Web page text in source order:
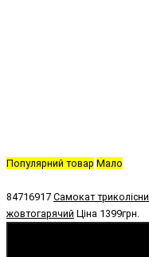
Популярний товар Мало
84716917 Самокат
жовтогарячий Ціна 1399грн.